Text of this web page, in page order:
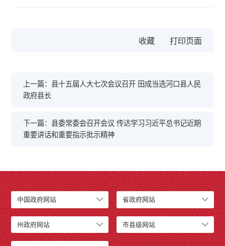
收藏
上一篇：县十五届人大七次会议召开 田成当选河口县人民
政府县长
下一篇：县委常委会召开会议 传达学习习近平总书记近期
重要讲话和重要指示批示精神
中国政府网站 省政府网站
州政府网站 市县级网站